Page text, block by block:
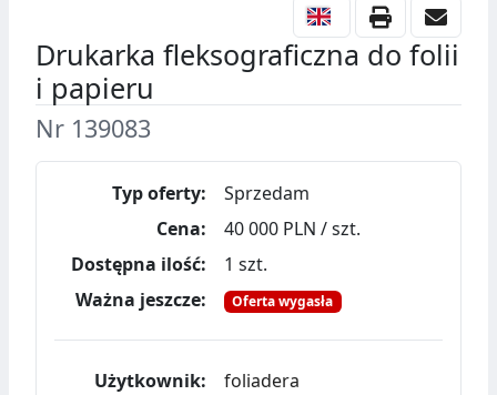
Drukarka fleksograficzna do folii
i papieru
Nr 139083
Typ oferty:
Sprzedam
Cena:
40 000 PLN / szt.
Dostępna ilość:
1 szt.
Ważna jeszcze:
Oferta wygasła
Użytkownik:
foliadera